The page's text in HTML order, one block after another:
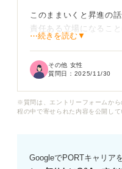
このままいくと昇進の
責任ある立場になるこ
のままのほうがいいな
てどんどん昇進してお
か？ 出世しないことに
⋯続きを読む▼
その他 女性
質問日： 2025/11/30
※質問は、エントリーフォームか
程の中で寄せられた内容を公開し
GoogleでPORTキャリア